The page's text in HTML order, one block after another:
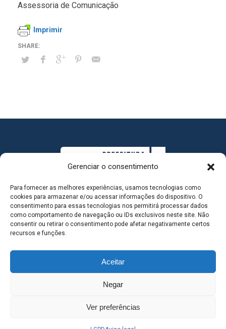
Gerenciar o consentimento
Para fornecer as melhores experiências, usamos tecnologias como
cookies para armazenar e/ou acessar informações do dispositivo. O
consentimento para essas tecnologias nos permitirá processar dados
como comportamento de navegação ou IDs exclusivos neste site. Não
consentir ou retirar o consentimento pode afetar negativamente certos
recursos e funções.
Aceitar
Negar
Ver preferências
Assessoria de Comunicação
Imprimir
MAPA DO SITE
SEDE DO ADMINISTRATIVO MUNICIPAL - Avenida